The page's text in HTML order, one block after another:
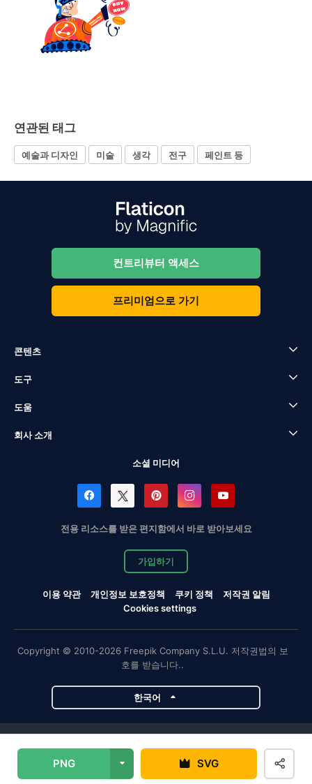
PNG SVG
연관된 태그
예술과 디자인 미술 생각 전구 페인트 등
컨트리뷰터 액세스
프리미엄으로 가기
콘텐츠
도구
도움
회사 소개
소셜 미디어
전용 리소스를 받은 편지함에서 바로 받아보세요
가입하기
이용 약관 개인정보 보호정책 쿠키 정책
저작권 알림
Cookies settings
Copyright © 2010-2026 Freepik Company S.L.U. 저작권법의 보
호를 받습니다..
한국어